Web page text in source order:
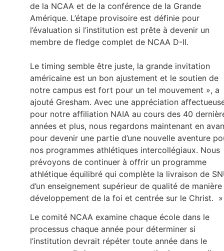
de la NCAA et de la conférence de la Grande
Amérique. L’étape provisoire est définie pour
l’évaluation si l’institution est prête à devenir un
membre de fledge complet de NCAA D-II.
Le timing semble être juste, la grande invitation
américaine est un bon ajustement et le soutien de
notre campus est fort pour un tel mouvement », a
ajouté Gresham. Avec une appréciation
pour notre affiliation NAIA au cours des 40
années et plus, nous regardons maintenant en
pour devenir une partie d’une nouvelle aventure
nos programmes athlétiques intercollégiaux. Nous
prévoyons de continuer à offrir un programme
athlétique équilibré qui complète la livraison de
d’un enseignement supérieur de qualité de manière
développement de la foi et centrée sur le Christ.
Le comité NCAA examine chaque école dans le
processus chaque année pour déterminer si
l’institution devrait répéter toute année dans le